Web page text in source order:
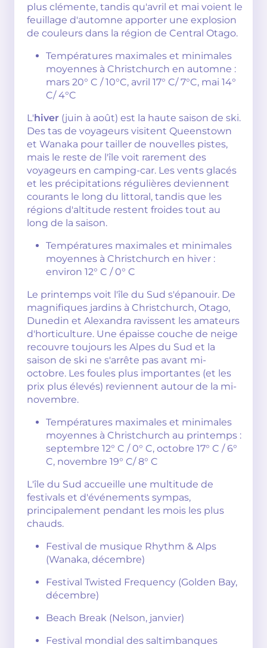
plus clémente, tandis qu'avril et mai voient le
feuillage d'automne apporter une explosion
de couleurs dans la région de Central Otago.
Températures maximales et minimales
moyennes à Christchurch en automne :
mars 20° C / 10°C, avril 17° C/ 7°C, mai 14°
C/ 4°C
L'hiver (juin à août) est la haute saison de ski.
Des tas de voyageurs visitent Queenstown
et Wanaka pour tailler de nouvelles pistes,
mais le reste de l'île voit rarement des
voyageurs en camping-car. Les vents glacés
et les précipitations régulières deviennent
courants le long du littoral, tandis que les
régions d'altitude restent froides tout au
long de la saison.
Températures maximales et minimales
moyennes à Christchurch en hiver :
environ 12° C / 0° C
Le printemps voit l'île du Sud s'épanouir. De
magnifiques jardins à Christchurch, Otago,
Dunedin et Alexandra ravissent les amateurs
d'horticulture. Une épaisse couche de neige
recouvre toujours les Alpes du Sud et la
saison de ski ne s'arrête pas avant mi-
octobre. Les foules plus importantes (et les
prix plus élevés) reviennent autour de la mi-
novembre.
Températures maximales et minimales
moyennes à Christchurch au printemps :
septembre 12° C / 0° C, octobre 17° C / 6°
C, novembre 19° C/ 8° C
L'île du Sud accueille une multitude de
festivals et d'événements sympas,
principalement pendant les mois les plus
chauds.
Festival de musique Rhythm & Alps
(Wanaka, décembre)
Festival Twisted Frequency (Golden Bay,
décembre)
Beach Break (Nelson, janvier)
Festival mondial des saltimbanques